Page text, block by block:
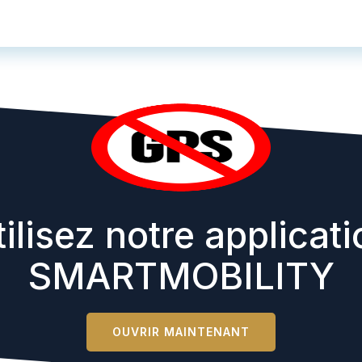
notre
SMARTMOBILITY
OUVRIR MAINTENANT